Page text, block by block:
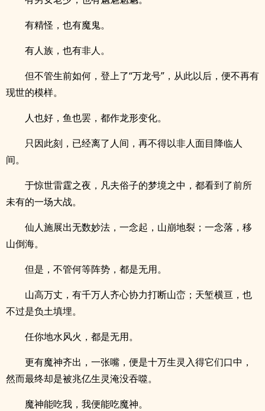
有精怪，也有魔鬼。
有人族，也有非人。
但不管生前如何，登上了“万龙号”，从此以后，便不再有
现世的模样。
人也好，鱼也罢，都作龙形变化。
只因此刻，已经离了人间，再不得以非人面目降临人
间。
于惊世雷霆之夜，凡夫俗子的梦境之中，都看到了前所
未有的一场大战。
仙人施展出无数妙法，一念起，山崩地裂；一念落，移
山倒海。
但是，不管何等阵势，都是无用。
山高万丈，有千万人齐心协力打断山峦；天堑横亘，也
不过是负土填埋。
任你地水风火，都是无用。
更有魔神齐出，一张嘴，便是十万生灵入得它们口中，
然而最终却是被兆亿生灵淹没吞噬。
魔神能吃我，我便能吃魔神。